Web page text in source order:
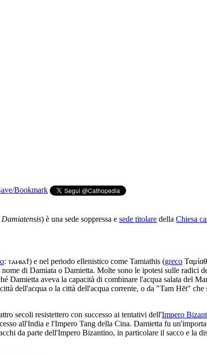
) è una sede soppressa e sede titolare della Chiesa
: ⲧⲁⲙⲓⲁϯ) e nel periodo ellenistico come Tamiathis (greco
di Damiata o Damietta. Molte sono le ipotesi sulle radici
Damietta aveva la capacità di combinare l'acqua salata del
dell'acqua o la città dell'acqua corrente, o da "Tam Hēt" che
secoli resistettero con successo ai tentativi dell'Impero
all'India e l'Impero Tang della Cina. Damietta fu
da parte dell'Impero Bizantino, in particolare il sacco e la